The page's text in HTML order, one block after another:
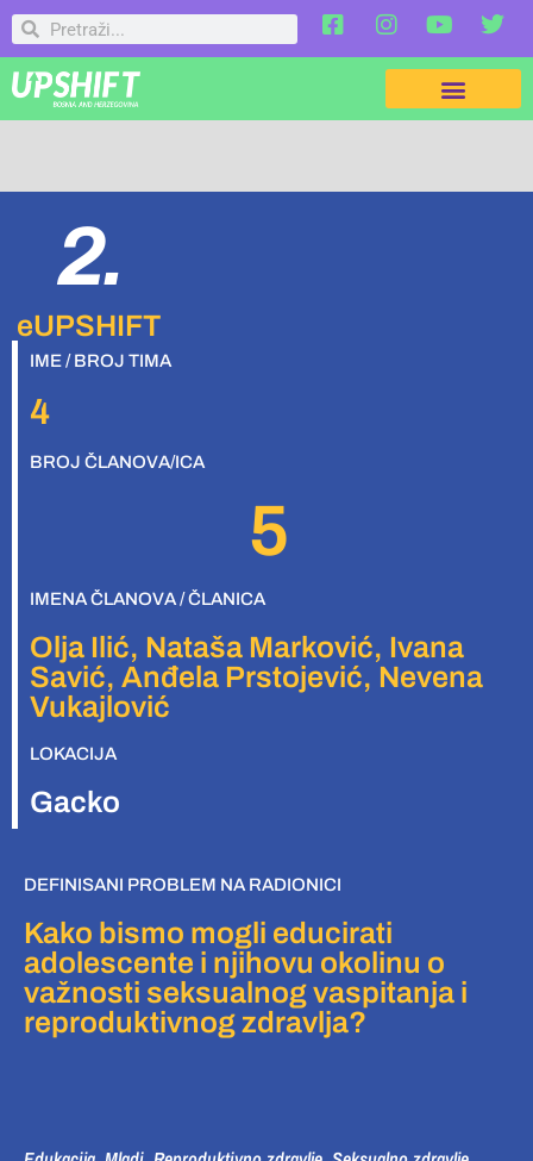
2.
eUPSHIFT
IME / BROJ TIMA
4
BROJ ČLANOVA/ICA
5
IMENA ČLANOVA / ČLANICA
Olja Ilić, Nataša Marković, Ivana
Savić, Anđela Prstojević, Nevena
Vukajlović
LOKACIJA
Gacko
DEFINISANI PROBLEM NA RADIONICI
Kako bismo mogli educirati
adolescente i njihovu okolinu o
važnosti seksualnog vaspitanja i
reproduktivnog zdravlja?